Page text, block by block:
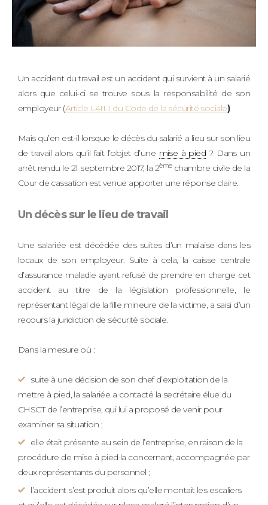
Un accident du travail est un accident qui survient à un salarié
alors que celui-ci se trouve sous la responsabilité de son
employeur (Article L411-1 du Code de la sécurité sociale)
Mais qu’en est-il lorsque le décès du salarié a lieu sur son lieu
de travail alors qu’il fait l’objet d’une mise à pied ? Dans un
arrêt rendu le 21 septembre 2017, la 2èmechambre civile de la
Cour de cassation est venue apporter une réponse claire.
Un décès sur le lieu de travail
Une salariée est décédée des suites d’un malaise dans les
locaux de son employeur. Suite à cela, la caisse centrale
d’assurance maladie ayant refusé de prendre en charge cet
accident au titre de la législation professionnelle, le
représentant légal de la fille mineure de la victime, a saisi d’un
recours la juridiction de sécurité sociale.
Dans la mesure où :
suite à une décision de son chef d’exploitation de la
mettre à pied, la salariée a contacté la secrétaire élue du
CHSCT de l’entreprise, qui lui a proposé de venir pour
examiner sa situation ;
elle était présente au sein de l’entreprise, en raison de la
procédure de mise à pied la concernant, accompagnée par
deux représentants du personnel ;
l’accident s’est produit alors qu’elle montait les escaliers